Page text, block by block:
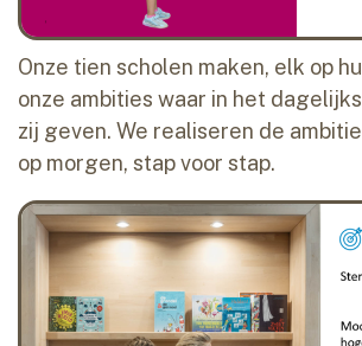
Onze tien scholen maken, elk op
onze ambities waar in het
zij geven. We realiseren de
op morgen, stap voor stap.